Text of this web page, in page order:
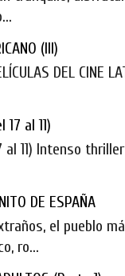
(III)
DEL CINE
17 al 11)
al 11) Intenso
DE ESPAÑA
el pueblo
ro...